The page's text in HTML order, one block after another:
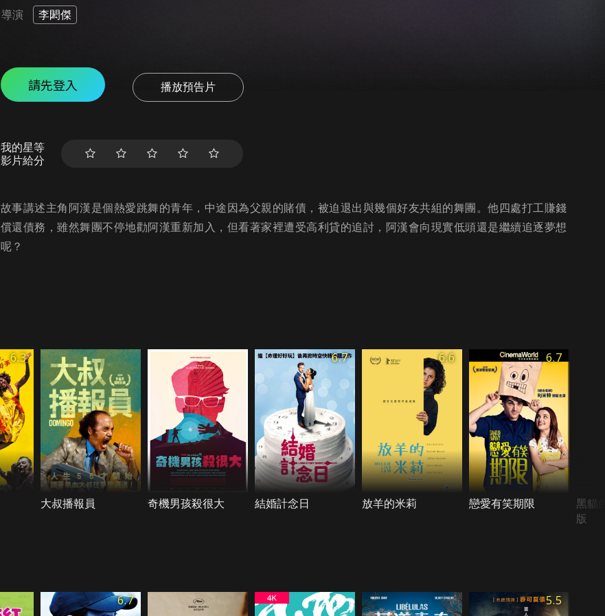
導演 李閎傑
請先登入 播放預告片
我的星等
影片給分
故事講述主角阿漢是個熱愛跳舞的青年，中途因為父親的賭債，被迫退出與幾個好友共組的舞團。他四處打工賺錢
償還債務，雖然舞團不停地勸阿漢重新加入，但看著家裡遭受高利貸的追討，阿漢會向現實低頭還是繼續追逐夢想
呢？
6.3
大叔播報員 奇機男孩殺很大
6.7
結婚計念日
6.6
放羊的米莉
6.7
戀愛有笑期限
黑貓
版
6.7 5.5